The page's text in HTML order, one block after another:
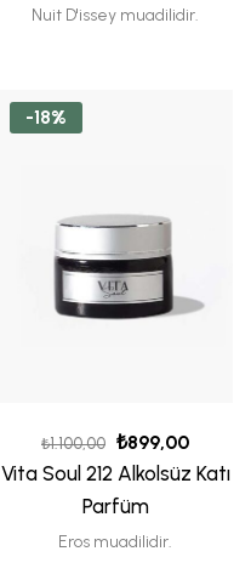
Nuit D'issey muadilidir.
-18%
₺1.100,00 ₺899,00
Vita Soul 212 Alkolsüz Katı
Parfüm
Eros muadilidir.